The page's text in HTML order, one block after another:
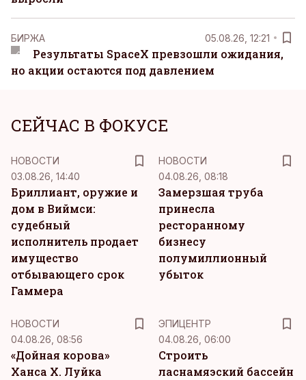
БИРЖА 05.08.26, 12:21
Результаты SpaceX превзошли ожидания,
но акции остаются под давлением
СЕЙЧАС В ФОКУСЕ
НОВОСТИ
03.08.26, 14:40
Бриллиант, оружие и
дом в Виймси:
судебный
исполнитель продает
имущество
отбывающего срок
Гаммера
НОВОСТИ
04.08.26, 08:18
Замерзшая труба
принесла
ресторанному
бизнесу
полумиллионный
убыток
НОВОСТИ
04.08.26, 08:56
«Дойная корова»
Ханса Х. Луйка
ЭПИЦЕНТР
04.08.26, 06:00
Строить
ласнамяэский бассейн